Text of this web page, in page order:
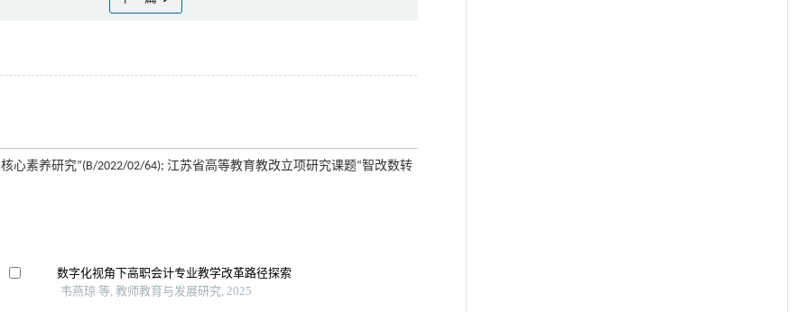
素养研究”(B/2022/02/64); 江苏省高等教育教改立项研究课题“智改数转